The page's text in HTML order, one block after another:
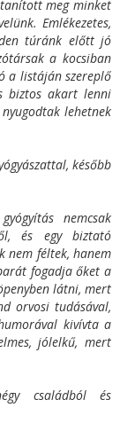
meg minket
Emlékezetes,
túránk előtt jó
a kocsiban
a listáján szereplő
biztos akart lenni
lehetnek
később
nemcsak
és egy biztató
nem féltek, hanem
fogadja őket a
látni, mert
orvosi tudásával,
kivívta a
jólelkű, mert
családból és